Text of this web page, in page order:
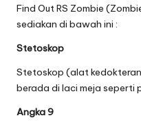
Find Out RS Zombie
sediakan di bawah ini :
Stetoskop
Stetoskop (alat
berada di laci meja seperti
Angka 9